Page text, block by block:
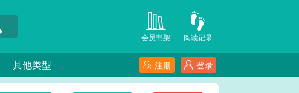
阅读记录
会员书架
其他类型 登录
注册